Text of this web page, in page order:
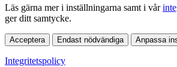
Läs gärna mer i inställningarna samt i vår
ger ditt samtycke.
Acceptera Endast nödvändiga Anpassa
Integritetspolicy